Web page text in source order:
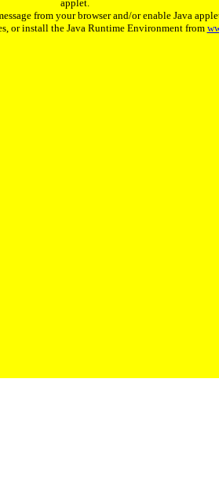
applet.
from your browser and/or enable Java
or install the Java Runtime Environment from